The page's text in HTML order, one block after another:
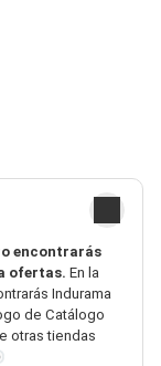
encontrarás
ofertas. En la
Indurama
de Catálogo
otras tiendas